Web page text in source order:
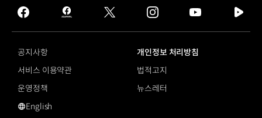
GROUP
facebook
hmg
journal
twitter instagram
tv
공지사항
개인정보 처리방침
서비스 이용약관
법적고지
운영정책
뉴스레터
영문 사이트로 이동
English